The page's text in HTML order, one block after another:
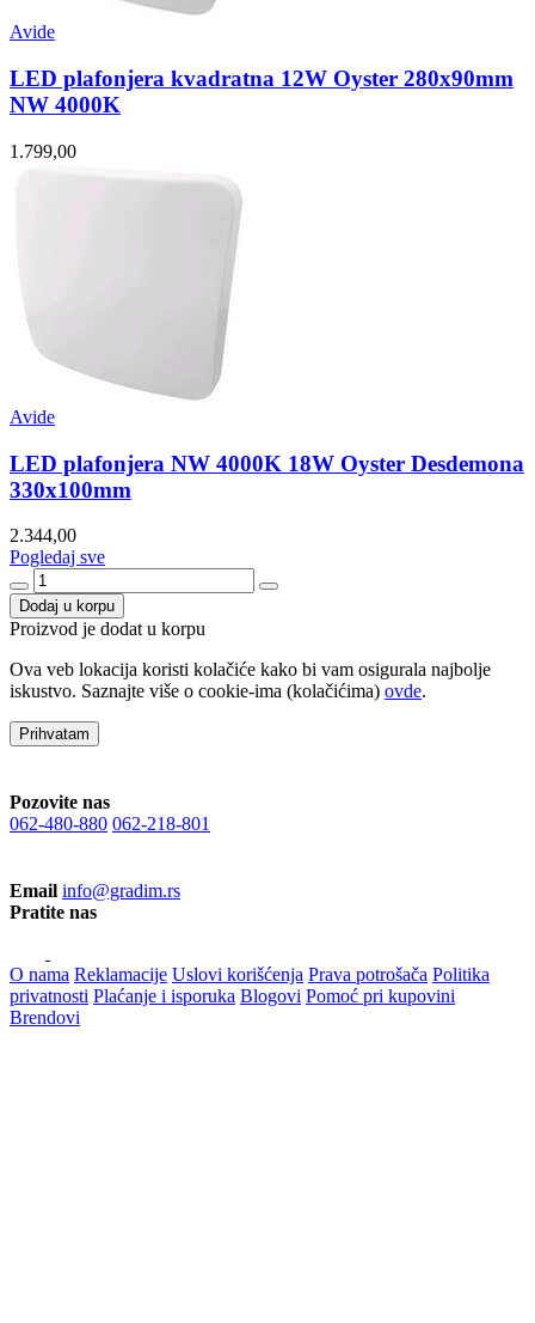
Avide
LED plafonjera kvadratna 12W Oyster 280x90mm
NW 4000K
1.799,00
Avide
LED plafonjera NW 4000K 18W Oyster Desdemona
330x100mm
2.344,00
Pogledaj sve
Dodaj u korpu
Proizvod je dodat u korpu
Ova veb lokacija koristi kolačiće kako bi vam osigurala najbolje
iskustvo. Saznajte više o cookie-ima (kolačićima) ovde.
Prihvatam
Pozovite nas
062-480-880 062-218-801
Email info@gradim.rs
Pratite nas
O nama Reklamacije Uslovi korišćenja Prava potrošača Politika
privatnosti Plaćanje i isporuka Blogovi Pomoć pri kupovini
Brendovi